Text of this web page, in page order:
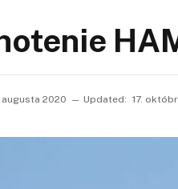
augusta 2020 Updated: 17.